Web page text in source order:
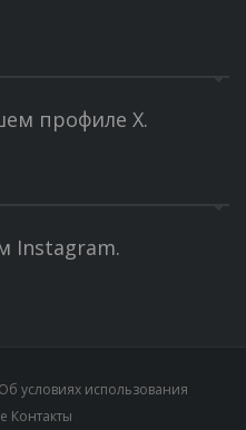
профиле X.
Instagram.
условиях использования
Контакты